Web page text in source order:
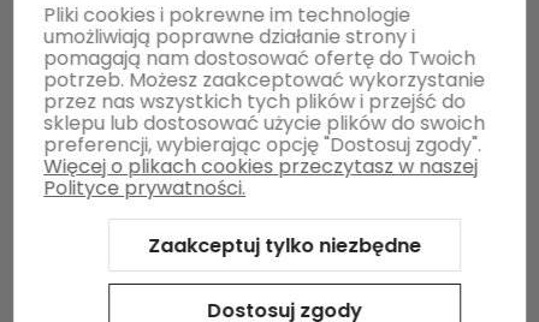
O nas
Sklep internetowy Shoper Premium
Szablon Shoper Modern
3.0™od GrowCommerce
Pliki cookies i pokrewne im technologie
umożliwiają poprawne działanie strony i
pomagają nam dostosować ofertę do Twoich
potrzeb. Możesz zaakceptować wykorzystanie
przez nas wszystkich tych plików i przejść do
sklepu lub dostosować użycie plików do swoich
preferencji, wybierając opcję "Dostosuj zgody".
Więcej o plikach cookies przeczytasz w naszej
Polityce prywatności.
Zaakceptuj tylko niezbędne
Dostosuj zgody